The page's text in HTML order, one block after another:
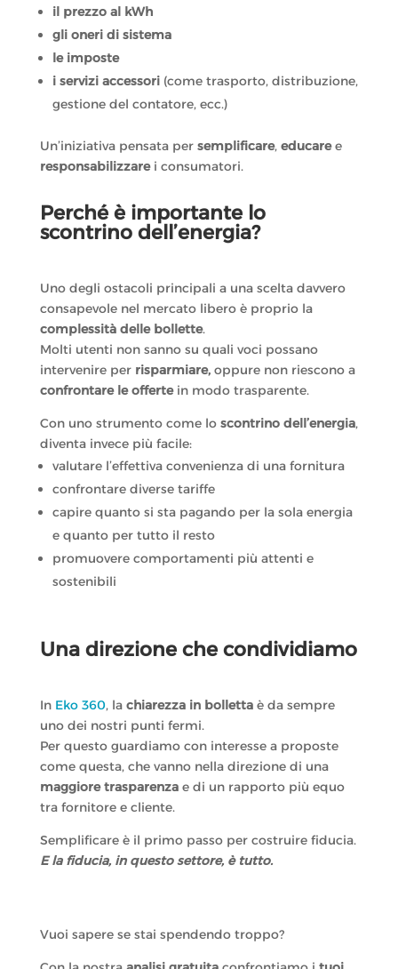
il prezzo al kWh
gli oneri di sistema
le imposte
i servizi accessori(come trasporto, distribuzione,
gestione del contatore, ecc.)
Un’iniziativa pensata per semplificare, educaree
responsabilizzarei consumatori.
Perché è importante lo
scontrino dell’energia?
Uno degli ostacoli principali a una scelta davvero
consapevole nel mercato libero è proprio la
complessità delle bollette.
Molti utenti non sanno su quali voci possano
intervenire per risparmiare,oppure non riescono a
confrontare le offertein modo trasparente.
Con uno strumento come lo scontrino dell’energia,
diventa invece più facile:
valutare l’effettiva convenienza di una fornitura
confrontare diverse tariffe
capire quanto si sta pagando per la sola energia
e quanto per tutto il resto
promuovere comportamenti più attenti e
sostenibili
Una direzione che condividiamo
In Eko 360, la chiarezza in bollettaè da sempre
uno dei nostri punti fermi.
Per questo guardiamo con interesse a proposte
come questa, che vanno nella direzione di una
maggiore trasparenzae di un rapporto più equo
tra fornitore e cliente.
Semplificare è il primo passo per costruire fiducia.
E la fiducia, in questo settore, è tutto.
Vuoi sapere se stai spendendo troppo?